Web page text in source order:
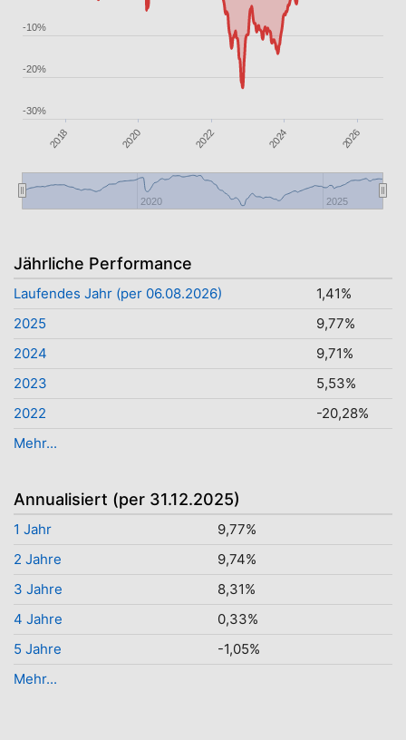
2018 2020 2022 2024 2026
2020 2025
-30%
-20%
-10%
Jährliche Performance
Laufendes Jahr (per 06.08.2026)
1,41%
2025
9,77%
2024
9,71%
2023
5,53%
2022
-20,28%
Mehr...
Annualisiert (per 31.12.2025)
1 Jahr
9,77%
2 Jahre
9,74%
3 Jahre
8,31%
4 Jahre
0,33%
5 Jahre
-1,05%
Mehr...